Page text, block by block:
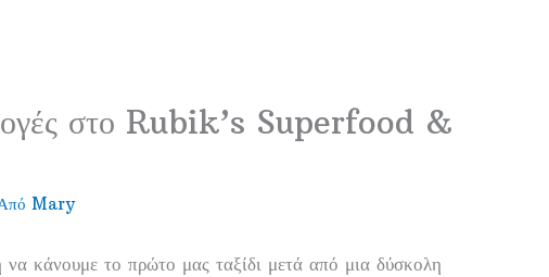
στο Rubik’s Superfood &
Mary
κάνουμε το πρώτο μας ταξίδι μετά από μια δύσκολη